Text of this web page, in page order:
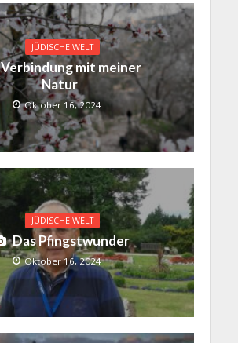
JÜDISCHE WELT
Verbindung mit meiner
Natur
Oktober 16, 2024
JÜDISCHE WELT
Das Pfingstwunder
Oktober 16, 2024